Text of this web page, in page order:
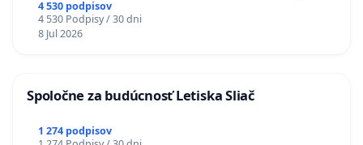
stanici Púchov
4 530 podpisov
4 530 Podpisy / 30 dni
8 Jul 2026
Spoločne za budúcnosť Letiska Sliač
1 274 podpisov